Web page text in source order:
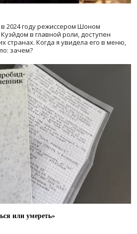
2024 годурежиссером Шоном
в главной роли, доступен
странах. Когда я увидела его в меню,
зачем?
или умереть»